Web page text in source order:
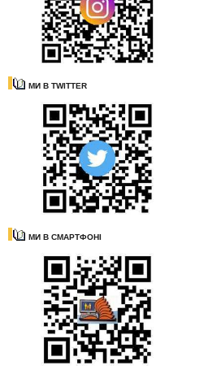
МИ В TWITTER
МИ В СМАРТФОНІ